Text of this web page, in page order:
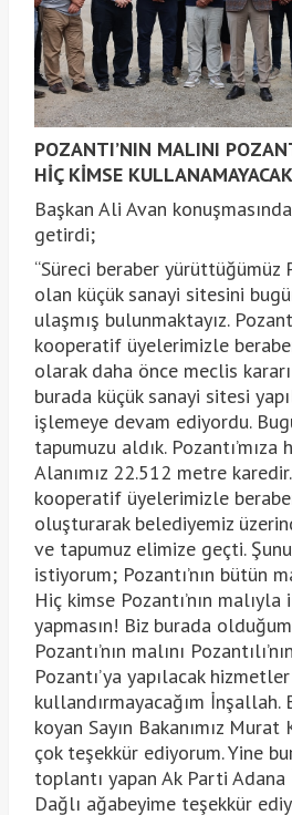
POZANTI’NIN MALINI
HİÇ KİMSE KULLANAMAYACAK
Başkan Ali Avan
getirdi;
“Süreci beraber yürüttüğümüz
olan küçük sanayi sitesini
ulaşmış bulunmaktayız.
kooperatif üyelerimizle
olarak daha önce meclis
burada küçük sanayi sitesi
işlemeye devam ediyordu.
tapumuzu aldık. Pozantı’mıza
Alanımız 22.512 metre
kooperatif üyelerimizle
oluşturarak belediyemiz
ve tapumuz elimize geçti.
istiyorum; Pozantı’nın bütün
Hiç kimse Pozantı’nın
yapmasın! Biz burada
Pozantı’nın malını
Pozantı’ya yapılacak
kullandırmayacağım
koyan Sayın Bakanımız
çok teşekkür ediyorum. Yine
toplantı yapan Ak Parti Adana
Dağlı ağabeyime teşekkür